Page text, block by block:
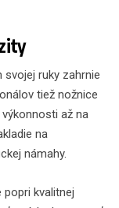
ruky zahrnie
tiež nožnice
až na
na
námahy.
kvalitnej